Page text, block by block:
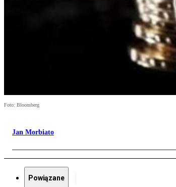
Foto: Bloomberg
Jan Morbiato
Powiązane